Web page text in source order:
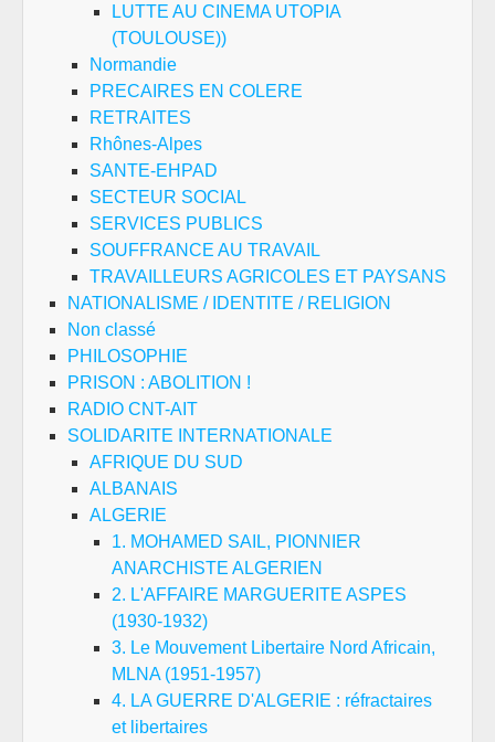
LUTTE AU CINEMA UTOPIA
(TOULOUSE))
Normandie
PRECAIRES EN COLERE
RETRAITES
Rhônes-Alpes
SANTE-EHPAD
SECTEUR SOCIAL
SERVICES PUBLICS
SOUFFRANCE AU TRAVAIL
TRAVAILLEURS AGRICOLES ET PAYSANS
NATIONALISME / IDENTITE / RELIGION
Non classé
PHILOSOPHIE
PRISON : ABOLITION !
RADIO CNT-AIT
SOLIDARITE INTERNATIONALE
AFRIQUE DU SUD
ALBANAIS
ALGERIE
1. MOHAMED SAIL, PIONNIER
ANARCHISTE ALGERIEN
2. L'AFFAIRE MARGUERITE ASPES
(1930-1932)
3. Le Mouvement Libertaire Nord Africain,
MLNA (1951-1957)
4. LA GUERRE D'ALGERIE : réfractaires
et libertaires